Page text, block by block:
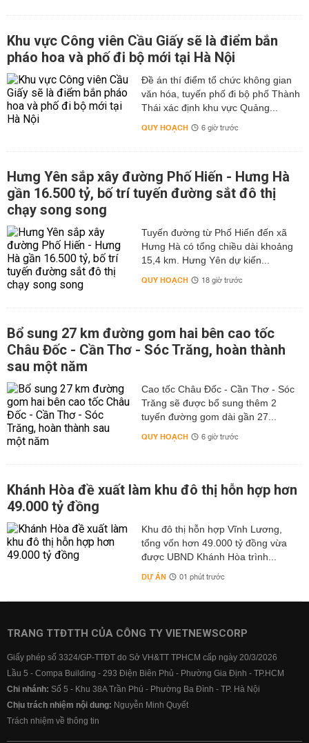
Khu vực Công viên Cầu Giấy sẽ là điểm bắn
pháo hoa và phố đi bộ mới tại Hà Nội
Đề án thí điểm tổ chức không gian
văn hóa, tuyến phố đi bộ phố Thành
Thái xác định khu vực Quảng...
QUY HOẠCH 6 giờ trước
Hưng Yên sắp xây đường Phố Hiến - Hưng Hà
gần 16.500 tỷ, bố trí tuyến đường sắt đô thị
chạy song song
Tuyến đường từ Phố Hiến đến xã
Hưng Hà có tổng chiều dài khoảng
15,4 km. Hưng Yên dự kiến...
QUY HOẠCH 18 giờ trước
Bổ sung 27 km đường gom hai bên cao tốc
Châu Đốc - Cần Thơ - Sóc Trăng, hoàn thành
sau một năm
Cao tốc Châu Đốc - Cần Thơ - Sóc
Trăng sẽ được bổ sung thêm 2
tuyến đường gom dài gần 27...
QUY HOẠCH 6 giờ trước
Khánh Hòa đề xuất làm khu đô thị hỗn hợp hơn
49.000 tỷ đồng
Khu đô thị hỗn hợp Vĩnh Lương,
tổng vốn hơn 49.000 tỷ đồng vừa
được UBND Khánh Hòa trình...
DỰ ÁN 01 phút trước
TRANG TTĐTTH CỦA CÔNG TY VIETNEWSCORP
Giấy phép số 3324/GP-TTĐT do Sở VH&TT TPHCM cấp ngày 20/3/2026
Lầu 5 - Compa Building - 293 Điện Biên Phủ - Phường Gia Định - TP.HCM
Chi nhánh: Số 5 - Khu 38A Trần Phú - Phường Ba Đình - TP. Hà Nội
Chịu trách nhiệm nội dung: Nguyễn Minh Quyết
Trách nhiệm về thông tin